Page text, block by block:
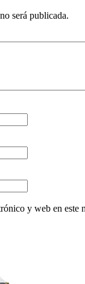
será publicada.
y web en este